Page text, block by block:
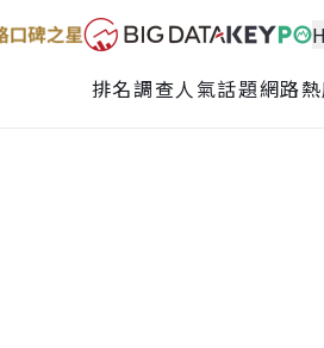
排名調查人氣話題網路熱